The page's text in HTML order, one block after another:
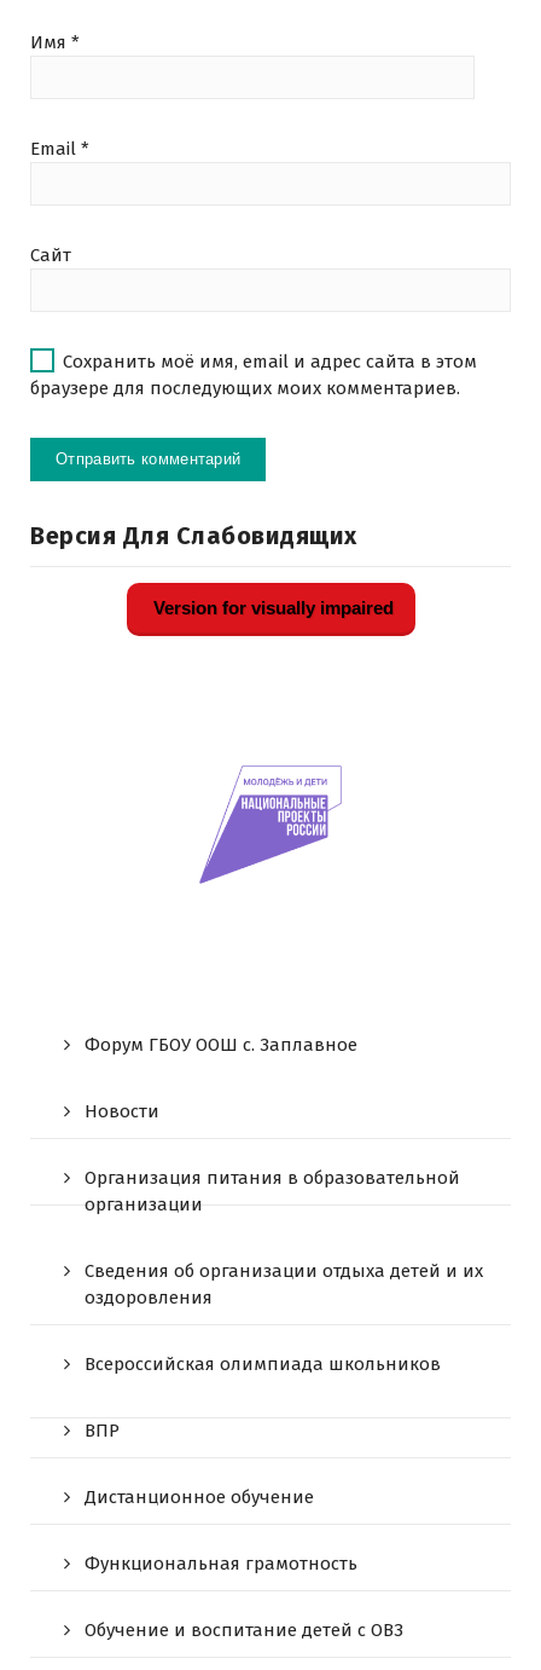
Имя *
Email *
Сайт
Сохранить моё имя, email и адрес сайта в этом
браузере для последующих моих комментариев.
Версия Для Слабовидящих
Version for visually impaired
Форум ГБОУ ООШ c. Заплавное
Новости
Организация питания в образовательной
организации
Сведения об организации отдыха детей и их
оздоровления
Всероссийская олимпиада школьников
ВПР
Дистанционное обучение
Функциональная грамотность
Обучение и воспитание детей с ОВЗ